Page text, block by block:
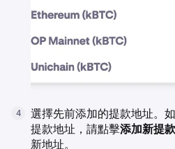
4
選擇先前添加的提款地址。
提款地址，請點擊添加新提
新地址。